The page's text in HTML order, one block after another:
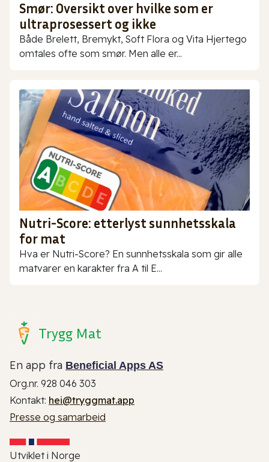
Smør: Oversikt over hvilke som er
ultraprosessert og ikke
Både Brelett, Bremykt, Soft Flora og Vita Hjertego
omtales ofte som smør. Men alle er...
Nutri-Score: etterlyst sunnhetsskala
for mat
Hva er Nutri-Score? En sunnhetsskala som gir alle
matvarer en karakter fra A til E...
Trygg Mat
En app fra Beneficial Apps AS
Org.nr. 928 046 303
Kontakt: hei@tryggmat.app
Presse og samarbeid
Utviklet i Norge